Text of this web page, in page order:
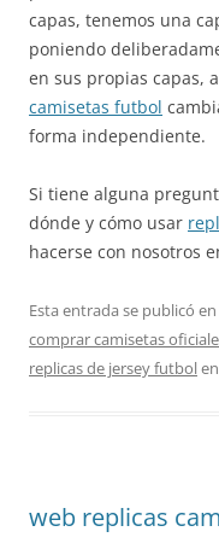
capas, tenemos una
poniendo
en sus propias capas,
camisetas futbol
forma independiente.
Si tiene alguna
dónde y cómo usar
hacerse con nosotros
Esta entrada se publicó en
comprar camisetas
replicas de jersey futbolen
web replicas